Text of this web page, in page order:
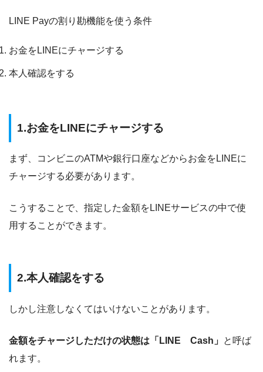
LINE Payの割り勘機能を使う条件
お金をLINEにチャージする
本人確認をする
1.お金をLINEにチャージする
まず、コンビニのATMや銀行口座などからお金をLINEに
チャージする必要があります。
こうすることで、指定した金額をLINEサービスの中で使
用することができます。
2.本人確認をする
しかし注意しなくてはいけないことがあります。
金額をチャージしただけの状態は「LINE Cash」 と呼ば
れます。